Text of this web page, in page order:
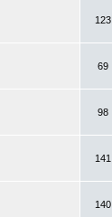
123
69
98
141
140